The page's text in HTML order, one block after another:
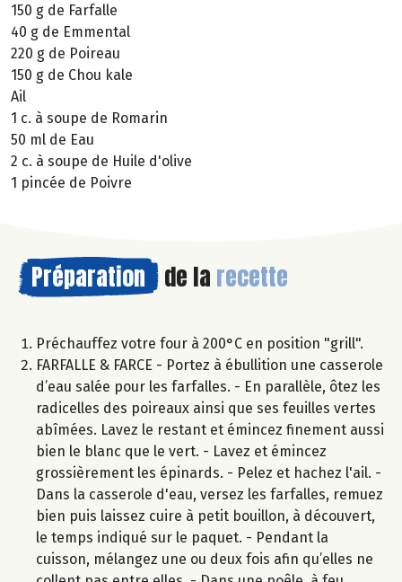
150 g de Farfalle
40 g de Emmental
220 g de Poireau
150 g de Chou kale
Ail
1 c. à soupe de Romarin
50 ml de Eau
2 c. à soupe de Huile d'olive
1 pincée de Poivre
Préparation de la recette
Préchauffez votre four à 200°C en position "grill".
FARFALLE & FARCE - Portez à ébullition une casserole
d’eau salée pour les farfalles. - En parallèle, ôtez les
radicelles des poireaux ainsi que ses feuilles vertes
abîmées. Lavez le restant et émincez finement aussi
bien le blanc que le vert. - Lavez et émincez
grossièrement les épinards. - Pelez et hachez l'ail. -
Dans la casserole d'eau, versez les farfalles, remuez
bien puis laissez cuire à petit bouillon, à découvert,
le temps indiqué sur le paquet. - Pendant la
cuisson, mélangez une ou deux fois afin qu’elles ne